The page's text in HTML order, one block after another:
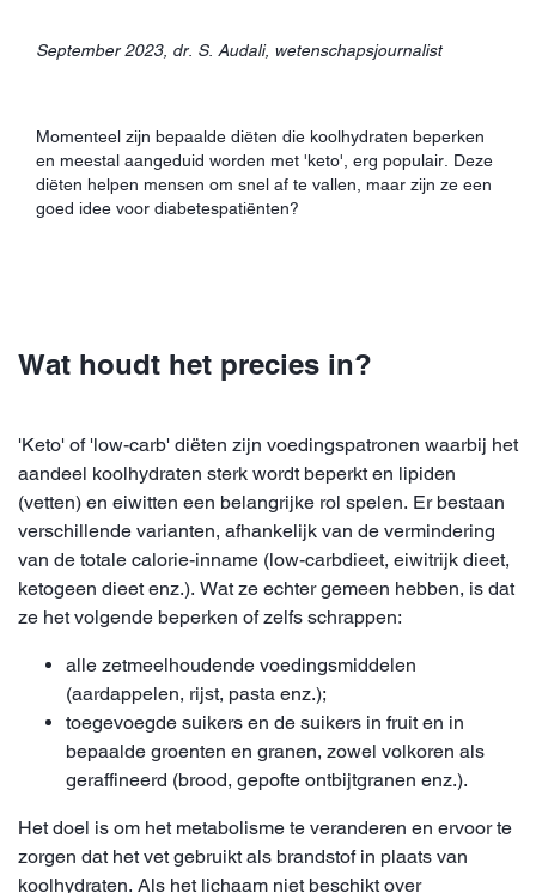
September 2023, dr. S. Audali, wetenschapsjournalist
Momenteel zijn bepaalde diëten die koolhydraten beperken
en meestal aangeduid worden met 'keto', erg populair. Deze
diëten helpen mensen om snel af te vallen, maar zijn ze een
goed idee voor diabetespatiënten?
Wat houdt het precies in?
'Keto' of 'low-carb' diëten zijn voedingspatronen waarbij het
aandeel koolhydraten sterk wordt beperkt en lipiden
(vetten) en eiwitten een belangrijke rol spelen. Er bestaan
verschillende varianten, afhankelijk van de vermindering
van de totale calorie-inname (low-carbdieet, eiwitrijk dieet,
ketogeen dieet enz.). Wat ze echter gemeen hebben, is dat
ze het volgende beperken of zelfs schrappen:
alle zetmeelhoudende voedingsmiddelen
(aardappelen, rijst, pasta enz.);
toegevoegde suikers en de suikers in fruit en in
bepaalde groenten en granen, zowel volkoren als
geraffineerd (brood, gepofte ontbijtgranen enz.).
Het doel is om het metabolisme te veranderen en ervoor te
zorgen dat het vet gebruikt als brandstof in plaats van
koolhydraten. Als het lichaam niet beschikt over